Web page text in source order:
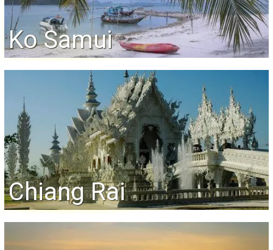
Ko Samui
Chiang Rai